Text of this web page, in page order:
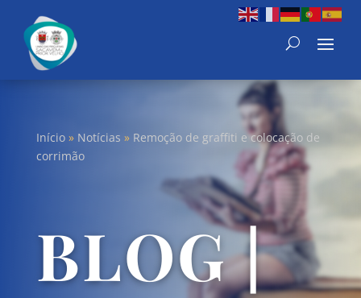
Início» Notícias » Remoção de graffiti e colocação de
corrimão
BLOG |